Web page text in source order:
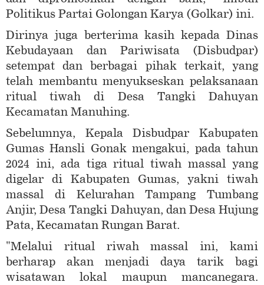
Politikus Partai Golongan Karya (Golkar) ini.
Dirinya juga berterima kasih kepada Dinas
Kebudayaan dan Pariwisata (Disbudpar)
setempat dan berbagai pihak terkait, yang
telah membantu menyukseskan pelaksanaan
ritual tiwah di Desa Tangki Dahuyan
Kecamatan Manuhing.
Sebelumnya, Kepala Disbudpar Kabupaten
Gumas Hansli Gonak mengakui, pada tahun
2024 ini, ada tiga ritual tiwah massal yang
digelar di Kabupaten Gumas, yakni tiwah
massal di Kelurahan Tampang Tumbang
Anjir, Desa Tangki Dahuyan, dan Desa Hujung
Pata, Kecamatan Rungan Barat.
"Melalui ritual riwah massal ini, kami
berharap akan menjadi daya tarik bagi
wisatawan lokal maupun mancanegara.